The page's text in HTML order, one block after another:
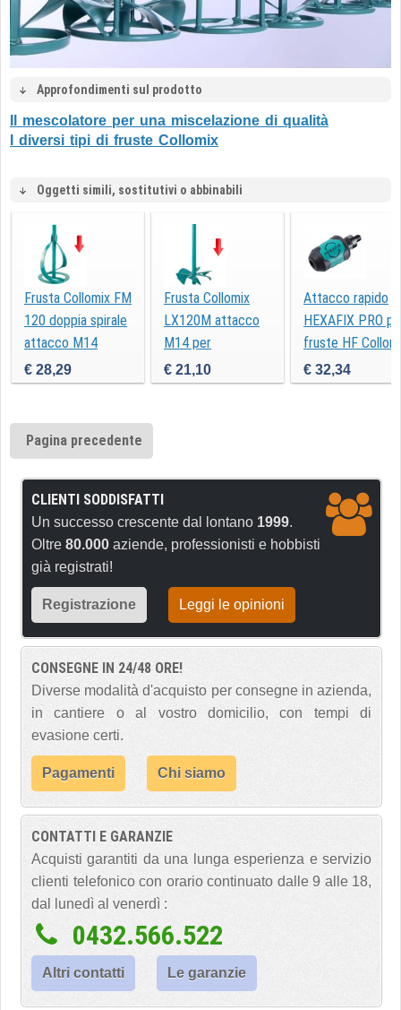
Approfondimenti sul prodotto
Il mescolatore per una miscelazione di qualità
I diversi tipi di fruste Collomix
Oggetti simili, sostitutivi o abbinabili
Frusta Collomix FM
120 doppia spirale
attacco M14
€ 28,29
Frusta Collomix
LX120M attacco
M14 per
mescolatore
€ 21,10
Attacco rapido
HEXAFIX PRO
fruste HF
€ 32,34
Pagina precedente
CLIENTI SODDISFATTI
Un successo crescente dal lontano 1999.
Oltre 80.000 aziende, professionisti e hobbisti
già registrati!
Registrazione Leggi le opinioni
CONSEGNE IN 24/48 ORE!
Diverse modalità d'acquisto per consegne in azienda,
in cantiere o al vostro domicilio, con tempi di
evasione certi.
Pagamenti Chi siamo
CONTATTI E GARANZIE
Acquisti garantiti da una lunga esperienza e servizio
clienti telefonico con orario continuato dalle 9 alle 18,
dal lunedì al venerdì :
0432.566.522
Altri contatti Le garanzie